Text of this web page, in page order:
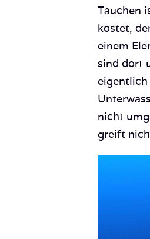
Tauchen
kostet,
einem
sind dort
eigentlich
nicht
greift